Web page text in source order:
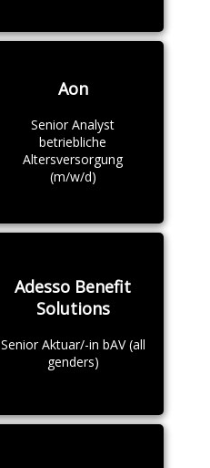
Aon
Senior Analyst
betriebliche
Altersversorgung
(m/w/d)
Adesso Benefit
Solutions
Senior Aktuar/-in bAV (all
genders)